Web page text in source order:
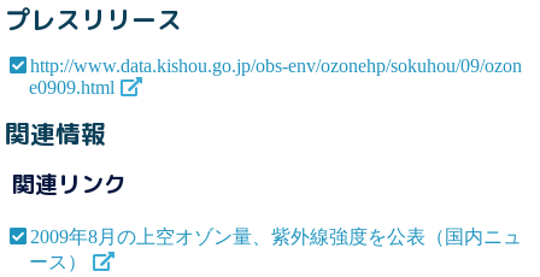
プレスリリース
http://www.data.kishou.go.jp/obs-env/ozonehp/sokuhou/09/ozon
e0909.html
関連情報
関連リンク
2009年8月の上空オゾン量、紫外線強度を公表（国内ニュ
ース）